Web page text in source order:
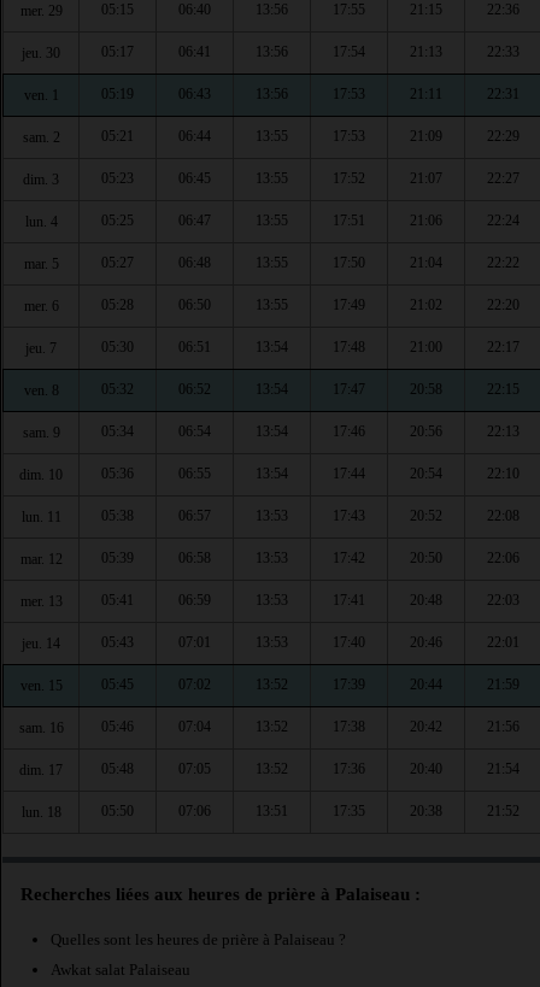
mer. 29 05:15 06:40 13:56 17:55 21:15 22:36
jeu. 30 05:17 06:41 13:56 17:54 21:13 22:33
ven. 1 05:19 06:43 13:56 17:53 21:11 22:31
sam. 2 05:21 06:44 13:55 17:53 21:09 22:29
dim. 3 05:23 06:45 13:55 17:52 21:07 22:27
lun. 4 05:25 06:47 13:55 17:51 21:06 22:24
mar. 5 05:27 06:48 13:55 17:50 21:04 22:22
mer. 6 05:28 06:50 13:55 17:49 21:02 22:20
jeu. 7 05:30 06:51 13:54 17:48 21:00 22:17
ven. 8 05:32 06:52 13:54 17:47 20:58 22:15
sam. 9 05:34 06:54 13:54 17:46 20:56 22:13
dim. 10 05:36 06:55 13:54 17:44 20:54 22:10
lun. 11 05:38 06:57 13:53 17:43 20:52 22:08
mar. 12 05:39 06:58 13:53 17:42 20:50 22:06
mer. 13 05:41 06:59 13:53 17:41 20:48 22:03
jeu. 14 05:43 07:01 13:53 17:40 20:46 22:01
ven. 15 05:45 07:02 13:52 17:39 20:44 21:59
sam. 16 05:46 07:04 13:52 17:38 20:42 21:56
dim. 17 05:48 07:05 13:52 17:36 20:40 21:54
lun. 18 05:50 07:06 13:51 17:35 20:38 21:52
Recherches liées aux heures de prière à Palaiseau :
Quelles sont les heures de prière à Palaiseau ?
Awkat salat Palaiseau